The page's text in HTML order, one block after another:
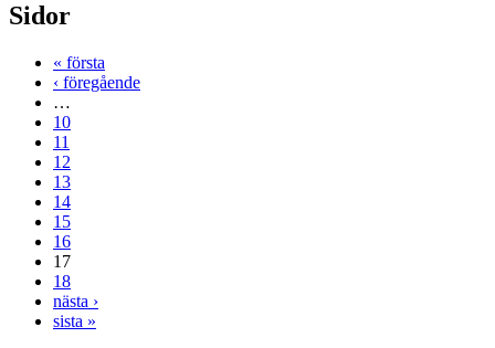
Sidor
« första
‹ föregående
…
10
11
12
13
14
15
16
17
18
nästa ›
sista »